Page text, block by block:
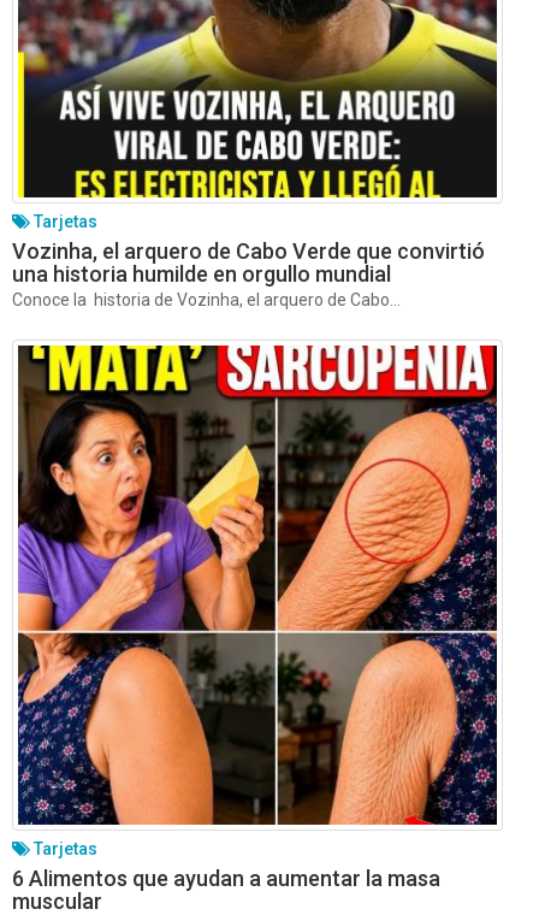
Tarjetas
Vozinha, el arquero de Cabo Verde que convirtió
una historia humilde en orgullo mundial
Conoce la historia de Vozinha, el arquero de Cabo...
Tarjetas
6 Alimentos que ayudan a aumentar la masa
muscular